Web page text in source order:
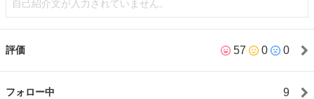
自己紹介文が入力されていません。
評価 57 0 0
フォロー中 9